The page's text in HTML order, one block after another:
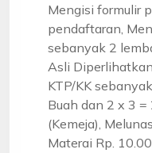
Mengisi formulir
pendaftaran,
sebanyak 2
Asli
KTP/KK
Buah dan 2 x 3 =
(Kemeja),
Materai Rp.